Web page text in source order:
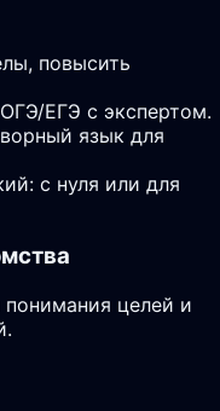
повысить
ЕГЭ с экспертом.
язык для
с нуля или для
понимания целей и